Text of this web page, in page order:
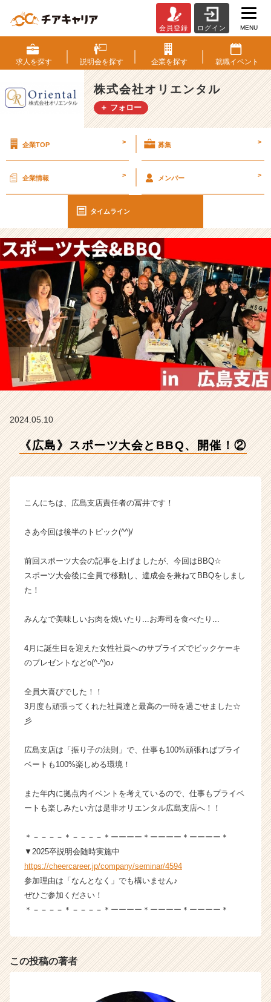
島》
ス
ポ
ー
ツ
大
B
催！
②
式
会
社
オ
リ
エ
ン
タ
ル
の
ム
ベ
チ
ー・
長
か
ら
ウ
が
く
活
サ
チ
キ
リ
ア
e
r
C
a
r
e
会員登録 ログイン MENU
求人を探す 説明会を探す 企業を探す 就職イベント
株式会社オリエンタル
＋ フォロー
企業TOP > 募集 >
企業情報 > メンバー >
タイムライン
2024.05.10
《広島》スポーツ大会とBBQ、開催！②
こんにちは、広島支店責任者の冨井です！
さあ今回は後半のトピック(^^)/
前回スポーツ大会の記事を上げましたが、今回はBBQ☆
スポーツ大会後に全員で移動し、達成会を兼ねてBBQをしまし
た！
みんなで美味しいお肉を焼いたり...お寿司を食べたり...
4月に誕生日を迎えた女性社員へのサプライズでビックケーキ
のプレゼントなどo(^-^)o♪
全員大喜びでした！！
3月度も頑張ってくれた社員達と最高の一時を過ごせました☆
彡
広島支店は「振り子の法則」で、仕事も100%頑張ればプライ
ベートも100%楽しめる環境！
また年内に拠点内イベントを考えているので、仕事もプライベ
ートも楽しみたい方は是非オリエンタル広島支店へ！！
＊－－－－＊－－－－＊ーーーー＊ーーーー＊ーーーー＊
▼2025卒説明会随時実施中
https://cheercareer.jp/company/seminar/4594
参加理由は「なんとなく」でも構いません♪
ぜひご参加ください！
＊－－－－＊－－－－＊ーーーー＊ーーーー＊ーーーー＊
この投稿の著者